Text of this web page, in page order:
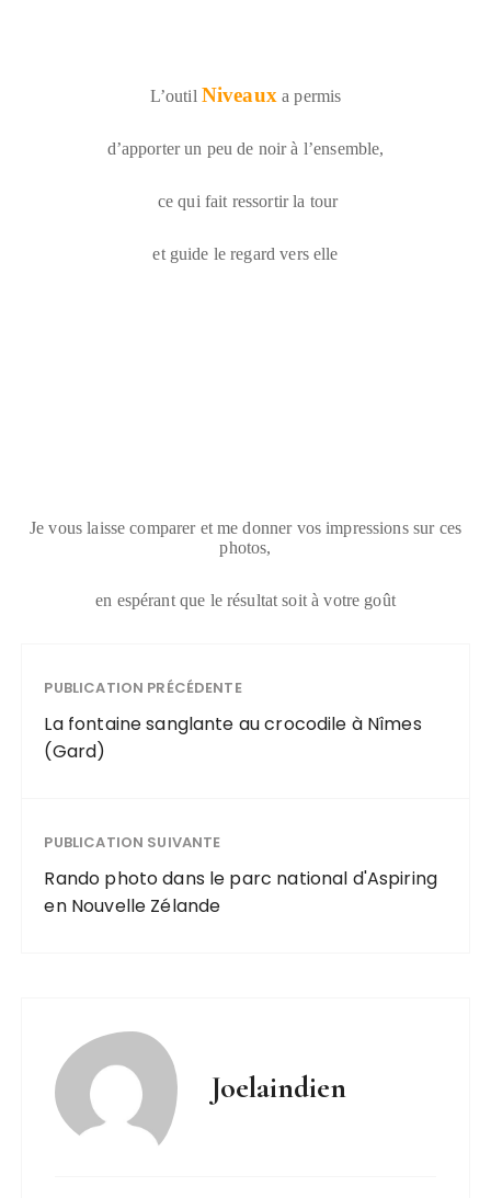
L’outil Niveaux a permis
d’apporter un peu de noir à l’ensemble,
ce qui fait ressortir la tour
et guide le regard vers elle
Je vous laisse comparer et me donner vos impressions sur ces
photos,
en espérant que le résultat soit à votre goût
PUBLICATION PRÉCÉDENTE
La fontaine sanglante au crocodile à Nîmes
(Gard)
PUBLICATION SUIVANTE
Rando photo dans le parc national d'Aspiring
en Nouvelle Zélande
Joelaindien